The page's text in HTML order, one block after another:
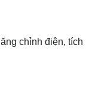
chỉnh điện, tích